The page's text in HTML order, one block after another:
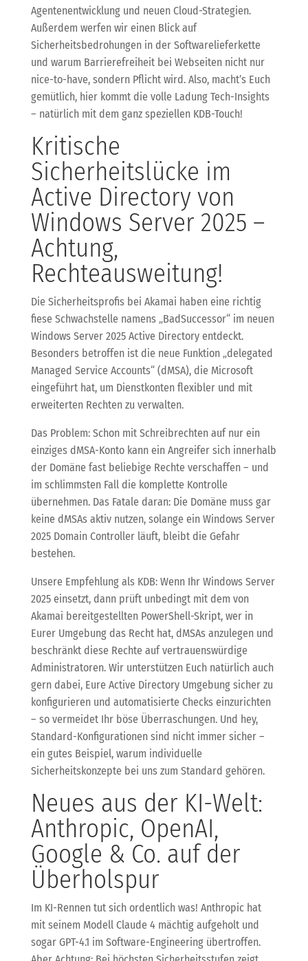
Agentenentwicklung und neuen Cloud-Strategien.
Außerdem werfen wir einen Blick auf
Sicherheitsbedrohungen in der Softwarelieferkette
und warum Barrierefreiheit bei Webseiten nicht nur
nice-to-have, sondern Pflicht wird. Also, macht’s Euch
gemütlich, hier kommt die volle Ladung Tech-Insights
– natürlich mit dem ganz speziellen KDB-Touch!
Kritische
Sicherheitslücke im
Active Directory von
Windows Server 2025 –
Achtung,
Rechteausweitung!
Die Sicherheitsprofis bei Akamai haben eine richtig
fiese Schwachstelle namens „BadSuccessor“ im neuen
Windows Server 2025 Active Directory entdeckt.
Besonders betroffen ist die neue Funktion „delegated
Managed Service Accounts“ (dMSA), die Microsoft
eingeführt hat, um Dienstkonten flexibler und mit
erweiterten Rechten zu verwalten.
Das Problem: Schon mit Schreibrechten auf nur ein
einziges dMSA-Konto kann ein Angreifer sich innerhalb
der Domäne fast beliebige Rechte verschaffen – und
im schlimmsten Fall die komplette Kontrolle
übernehmen. Das Fatale daran: Die Domäne muss gar
keine dMSAs aktiv nutzen, solange ein Windows Server
2025 Domain Controller läuft, bleibt die Gefahr
bestehen.
Unsere Empfehlung als KDB: Wenn Ihr Windows Server
2025 einsetzt, dann prüft unbedingt mit dem von
Akamai bereitgestellten PowerShell-Skript, wer in
Eurer Umgebung das Recht hat, dMSAs anzulegen und
beschränkt diese Rechte auf vertrauenswürdige
Administratoren. Wir unterstützen Euch natürlich auch
gern dabei, Eure Active Directory Umgebung sicher zu
konfigurieren und automatisierte Checks einzurichten
– so vermeidet Ihr böse Überraschungen. Und hey,
Standard-Konfigurationen sind nicht immer sicher –
ein gutes Beispiel, warum individuelle
Sicherheitskonzepte bei uns zum Standard gehören.
Neues aus der KI-Welt:
Anthropic, OpenAI,
Google & Co. auf der
Überholspur
Im KI-Rennen tut sich ordentlich was! Anthropic hat
mit seinem Modell Claude 4 mächtig aufgeholt und
sogar GPT-4.1 im Software-Engineering übertroffen.